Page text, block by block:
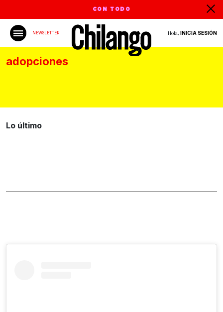
CON TODO
NEWSLETTER Hola, INICIA SESIÓN
adopciones
Lo último